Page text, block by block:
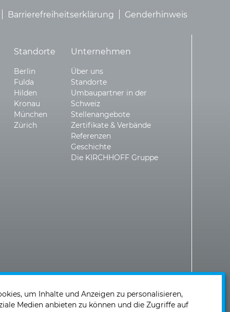
Barrierefreiheitserklärung Genderhinweis
Standorte
Berlin
Fulda
Hilden
Kronau
München
Zürich
Unternehmen
Über uns
Standorte
Umbaupartner in der
Schweiz
Stellenangebote
Zertifikate & Verbände
Referenzen
Geschichte
Die KIRCHHOFF Gruppe
um Inhalte und Anzeigen zu personalisieren,
Medien anbieten zu können und die Zugriffe auf